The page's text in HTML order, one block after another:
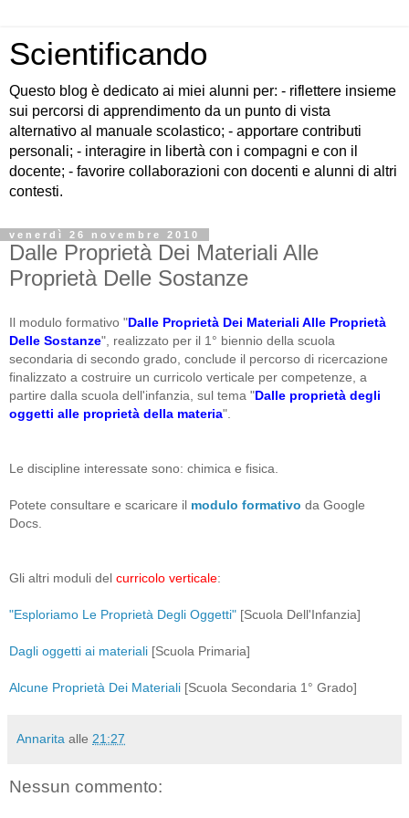
Scientificando
Questo blog è dedicato ai miei alunni per: - riflettere insieme
sui percorsi di apprendimento da un punto di vista
alternativo al manuale scolastico; - apportare contributi
personali; - interagire in libertà con i compagni e con il
docente; - favorire collaborazioni con docenti e alunni di altri
contesti.
venerdì 26 novembre 2010
Dalle Proprietà Dei Materiali Alle
Proprietà Delle Sostanze
Il modulo formativo "Dalle Proprietà Dei Materiali Alle Proprietà
Delle Sostanze", realizzato per il 1° biennio della scuola
secondaria di secondo grado, conclude il percorso di ricercazione
finalizzato a costruire un curricolo verticale per competenze, a
partire dalla scuola dell'infanzia, sul tema "Dalle proprietà degli
oggetti alle proprietà della materia".
Le discipline interessate sono: chimica e fisica.
Potete consultare e scaricare il modulo formativo da Google
Docs.
Gli altri moduli del curricolo verticale:
"Esploriamo Le Proprietà Degli Oggetti" [Scuola Dell'Infanzia]
Dagli oggetti ai materiali [Scuola Primaria]
Alcune Proprietà Dei Materiali [Scuola Secondaria 1° Grado]
Annarita alle 21:27
Nessun commento: